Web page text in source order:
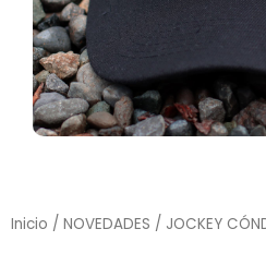
Inicio / NOVEDADES / JOCKEY